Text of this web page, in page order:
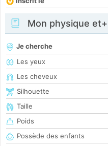
Mon physique et+
Je cherche
Les yeux
Les cheveux
Silhouette
Taille
Poids
Possède des enfants